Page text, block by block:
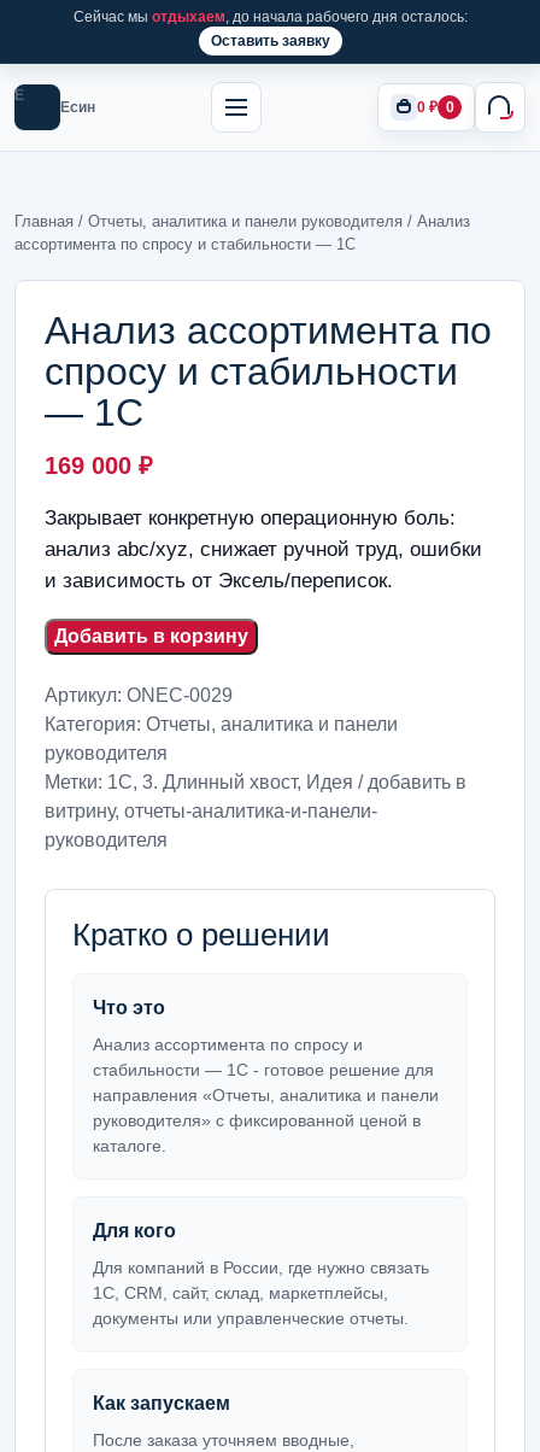
Сейчас мы отдыхаем, до начала рабочего дня осталось:
Оставить заявку
Е
Есин 0 ₽ 0
Главная / Отчеты, аналитика и панели руководителя / Анализ
ассортимента по спросу и стабильности — 1С
Анализ ассортимента по
спросу и стабильности
— 1С
169 000 ₽
Закрывает конкретную операционную боль:
анализ abc/xyz, снижает ручной труд, ошибки
и зависимость от Эксель/переписок.
Добавить в корзину
Артикул: ONEC-0029
Категория: Отчеты, аналитика и панели
руководителя
Метки: 1С, 3. Длинный хвост, Идея / добавить в
витрину, отчеты-аналитика-и-панели-
руководителя
Кратко о решении
Что это
Анализ ассортимента по спросу и
стабильности — 1С - готовое решение для
направления «Отчеты, аналитика и панели
руководителя» с фиксированной ценой в
каталоге.
Для кого
Для компаний в России, где нужно связать
1С, CRM, сайт, склад, маркетплейсы,
документы или управленческие отчеты.
Как запускаем
После заказа уточняем вводные,